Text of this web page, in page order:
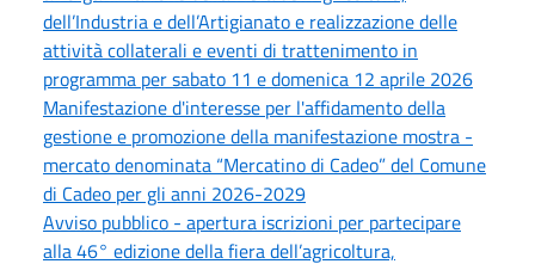
dell’Industria e dell’Artigianato e realizzazione delle
attività collaterali e eventi di trattenimento in
programma per sabato 11 e domenica 12 aprile 2026
Manifestazione d'interesse per l'affidamento della
gestione e promozione della manifestazione mostra -
mercato denominata “Mercatino di Cadeo” del Comune
di Cadeo per gli anni 2026-2029
Avviso pubblico - apertura iscrizioni per partecipare
alla 46° edizione della fiera dell’agricoltura,